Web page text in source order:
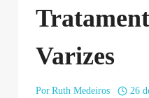
Varizes
Por Ruth Medeiros
26